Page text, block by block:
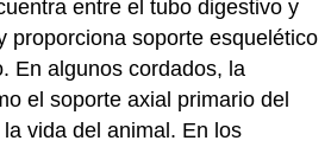
entre el tubo digestivo y
proporciona soporte esquelético
En algunos cordados, la
el soporte axial primario del
vida del animal. En los